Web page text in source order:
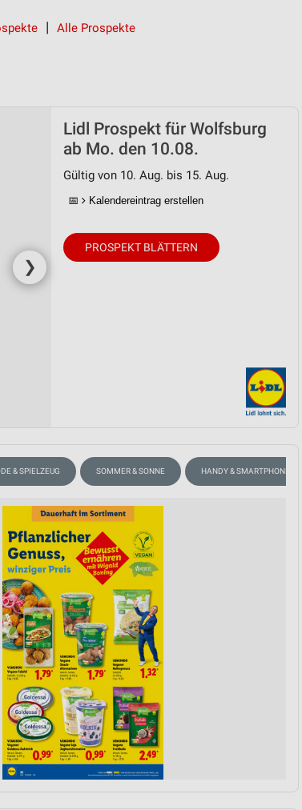
Alle Prospekte
❯
Lidl Prospekt für Wolfsburg
ab Mo. den 10.08.
Gültig von 10. Aug. bis 15. Aug.
📅 Kalendereintrag erstellen
PROSPEKT BLÄTTERN
& SPIELZEUG SOMMER & SONNE HANDY & SMARTPHONE